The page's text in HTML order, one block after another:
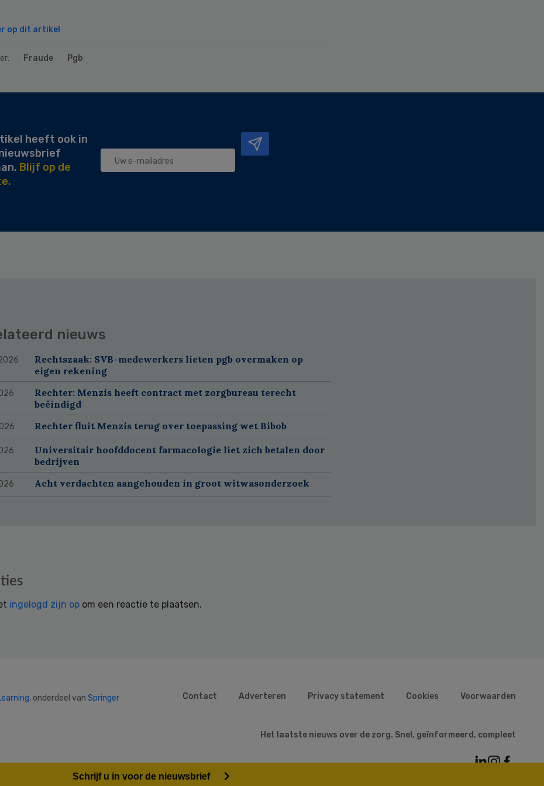
op dit artikel
Fraude Pgb
heeft ook in
Blijf op de
nieuws
Rechtszaak: SVB-medewerkers lieten pgb overmaken op
eigen rekening
Rechter: Menzis heeft contract met zorgbureau terecht
beëindigd
Rechter fluit Menzis terug over toepassing wet Bibob
Universitair hoofddocent farmacologie liet zich betalen door
bedrijven
Acht verdachten aangehouden in groot witwasonderzoek
ingelogd zijn op om een reactie te plaatsen.
, onderdeel van Springer
Contact Adverteren Privacy statement Cookies Voorwaarden
Het laatste nieuws over de zorg. Snel, geïnformeerd, compleet
Schrijf u in voor de nieuwsbrief